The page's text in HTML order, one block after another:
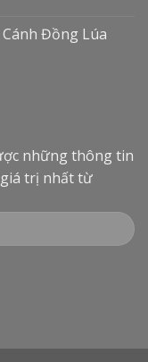
Đồng Lúa
những thông tin
trị nhất từ